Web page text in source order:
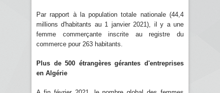
Par rapport à la population totale nationale (44,4
millions d'habitants au 1 janvier 2021), il y a une
femme commerçante inscrite au registre du
commerce pour 263 habitants.
Plus de 500 étrangères gérantes d'entreprises
en Algérie